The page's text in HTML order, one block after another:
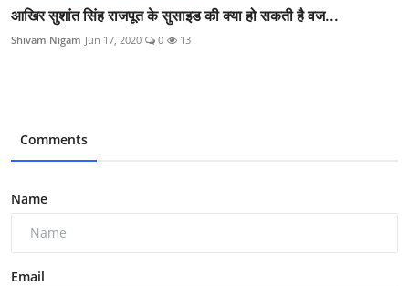
आखिर सुशांत सिंह राजपूत के सुसाइड की क्या हो सकती है वज...
Shivam Nigam Jun 17, 2020 0 13
Comments
Name
Email